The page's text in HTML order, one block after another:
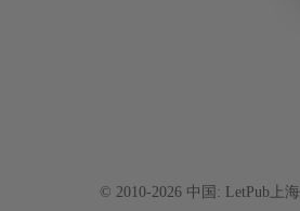
© 2010-2026 中国: LetPub上海